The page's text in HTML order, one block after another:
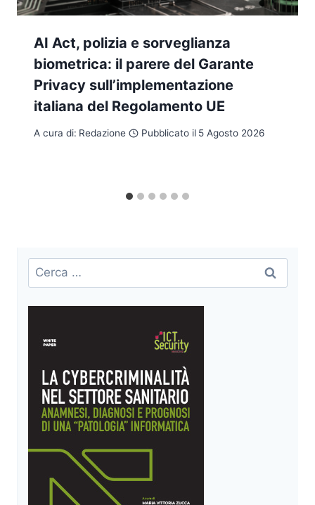
AI Act, polizia e sorveglianza
biometrica: il parere del Garante
Privacy sull’implementazione
italiana del Regolamento UE
A cura di: Redazione Pubblicato il 5 Agosto 2026
Ricerca
per: